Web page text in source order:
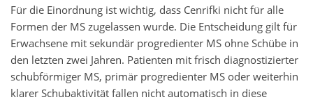
Für die Einordnung ist wichtig, dass Cenrifki nicht für alle
Formen der MS zugelassen wurde. Die Entscheidung gilt für
Erwachsene mit sekundär progredienter MS ohne Schübe in
den letzten zwei Jahren. Patienten mit frisch diagnostizierter
schubförmiger MS, primär progredienter MS oder weiterhin
klarer Schubaktivität fallen nicht automatisch in diese